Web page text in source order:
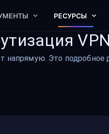
РЕСУРСЫ
VPN
напрямую. Это подробное